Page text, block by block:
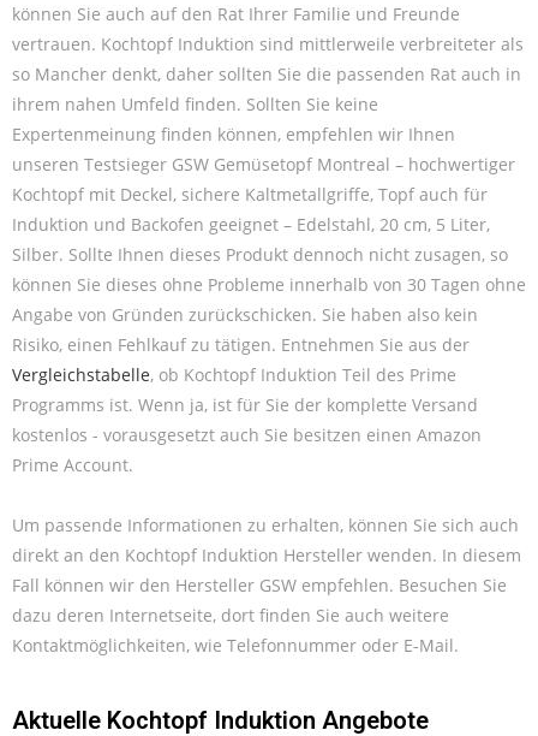
können Sie auch auf den Rat Ihrer Familie und Freunde
vertrauen. Kochtopf Induktion sind mittlerweile verbreiteter als
so Mancher denkt, daher sollten Sie die passenden Rat auch in
ihrem nahen Umfeld finden. Sollten Sie keine
Expertenmeinung finden können, empfehlen wir Ihnen
unseren Testsieger GSW Gemüsetopf Montreal – hochwertiger
Kochtopf mit Deckel, sichere Kaltmetallgriffe, Topf auch für
Induktion und Backofen geeignet – Edelstahl, 20 cm, 5 Liter,
Silber. Sollte Ihnen dieses Produkt dennoch nicht zusagen, so
können Sie dieses ohne Probleme innerhalb von 30 Tagen ohne
Angabe von Gründen zurückschicken. Sie haben also kein
Risiko, einen Fehlkauf zu tätigen. Entnehmen Sie aus der
Vergleichstabelle, ob Kochtopf Induktion Teil des Prime
Programms ist. Wenn ja, ist für Sie der komplette Versand
kostenlos - vorausgesetzt auch Sie besitzen einen Amazon
Prime Account.
Um passende Informationen zu erhalten, können Sie sich auch
direkt an den Kochtopf Induktion Hersteller wenden. In diesem
Fall können wir den Hersteller GSW empfehlen. Besuchen Sie
dazu deren Internetseite, dort finden Sie auch weitere
Kontaktmöglichkeiten, wie Telefonnummer oder E-Mail.
Aktuelle Kochtopf Induktion Angebote